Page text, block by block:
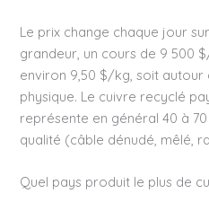
Le prix change chaque jour
grandeur, un cours de 9 500
environ 9,50 $/kg, soit
physique. Le cuivre recyclé
représente en général 40 à 70
qualité (câble dénudé, mêlé,
Quel pays produit le plus de